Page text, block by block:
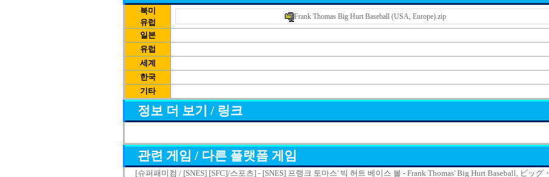
북미
유럽
Frank Thomas Big Hurt Baseball (USA, Europe).zip
일본
유럽
세계
한국
기타
정보 더 보기 / 링크
관련 게임 / 다른 플랫폼 게임
[슈퍼패미컴 / [SNES] [SFC]/스포츠] - [SNES] 프랭크 토마스' 빅 허트 베이스 볼 - Frank Thomas' Big Hurt Baseball, ビッグ・